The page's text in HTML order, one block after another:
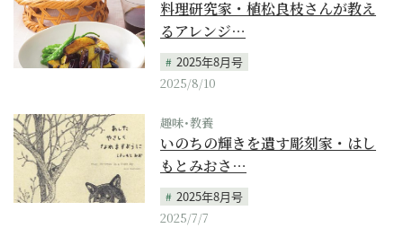
料理研究家・植松良枝さんが教え
るアレンジ…
2025年8月号
2025/8/10
趣味･教養
いのちの輝きを遺す彫刻家・はし
もとみおさ…
2025年8月号
2025/7/7